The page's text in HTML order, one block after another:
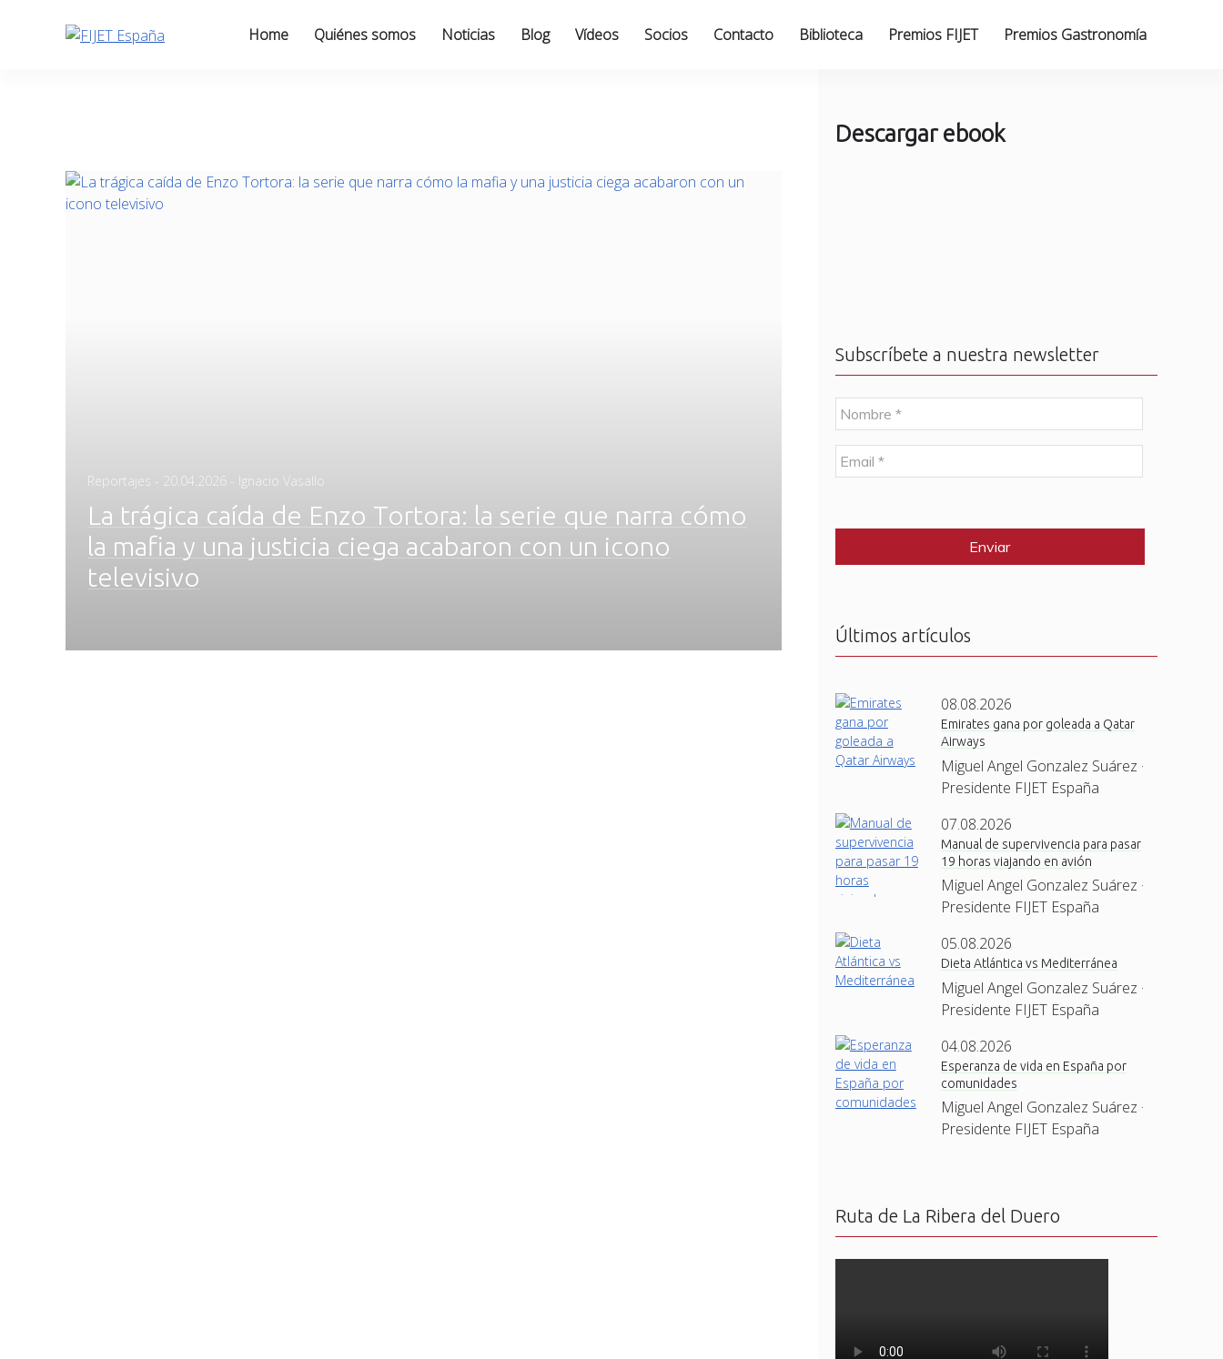
Home Quiénes somos Noticias Blog Vídeos Socios Contacto Biblioteca Premios FIJET Premios Gastronomía
Reportajes - Posted
20.04.2026 - Ignacio Vasallo
La trágica caída de Enzo Tortora: la serie que narra cómo
la mafia y una justicia ciega acabaron con un icono
televisivo
Descargar ebook
Subscríbete a nuestra newsletter
N
o
m
b
r
E
m
l
Últimos artículos
08.08.2026
Emirates gana por goleada a Qatar
Airways
Miguel Angel Gonzalez Suárez ·
Presidente FIJET España
07.08.2026
Manual de supervivencia para pasar
19 horas viajando en avión
Miguel Angel Gonzalez Suárez ·
Presidente FIJET España
05.08.2026
Dieta Atlántica vs Mediterránea
Miguel Angel Gonzalez Suárez ·
Presidente FIJET España
04.08.2026
Esperanza de vida en España por
comunidades
Miguel Angel Gonzalez Suárez ·
Presidente FIJET España
Ruta de La Ribera del Duero